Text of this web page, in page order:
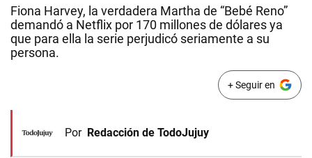
Fiona Harvey, la verdadera Martha de “Bebé Reno”
demandó a Netflix por 170 millones de dólares ya
que para ella la serie perjudicó seriamente a su
persona.
+ Seguir en
Por Redacción de TodoJujuy